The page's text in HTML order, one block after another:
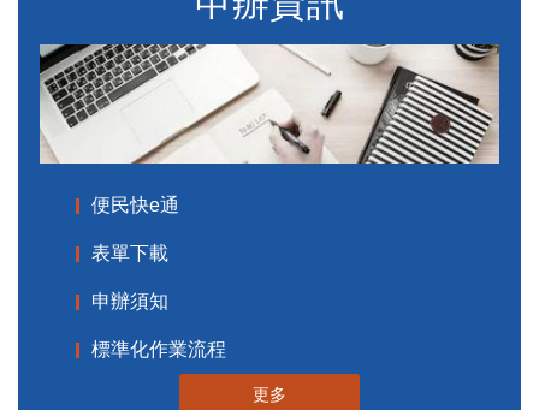
便民快e通
表單下載
申辦須知
標準化作業流程
更多